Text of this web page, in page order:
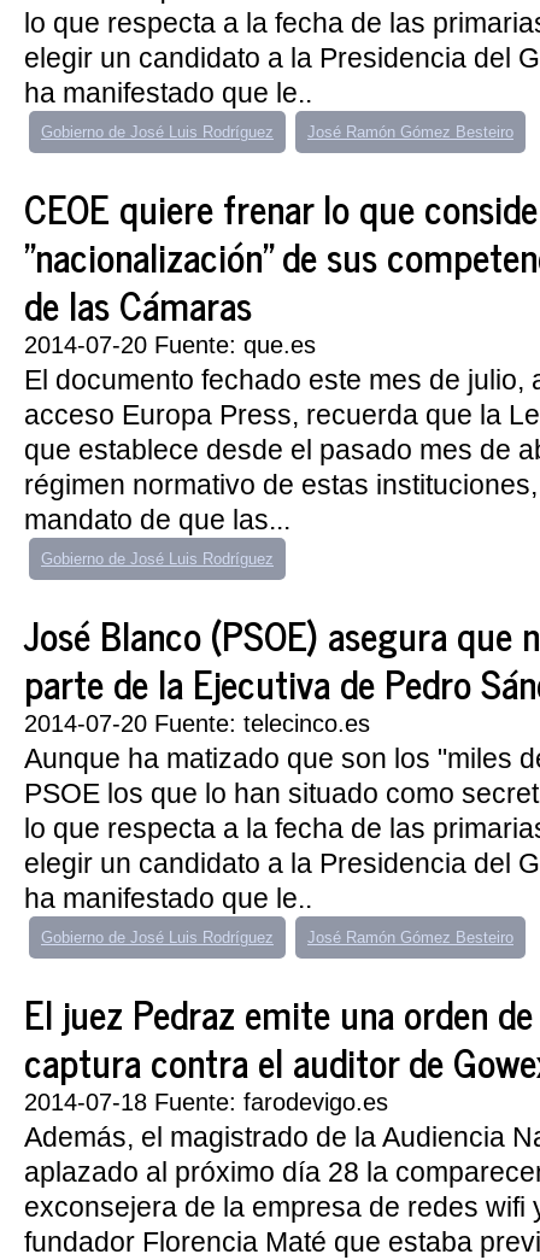
lo que respecta a la fecha de las
elegir un candidato a la Presidencia del
ha manifestado que le..
Gobierno de José Luis Rodríguez José Ramón Gómez Besteiro
CEOE quiere frenar lo que
"nacionalización" de sus
de las Cámaras
2014-07-20 Fuente: que.es
El documento fechado este mes de julio,
acceso Europa Press, recuerda que la
que establece desde el pasado mes de
régimen normativo de estas
mandato de que las...
Gobierno de José Luis Rodríguez
José Blanco (PSOE) asegura que
parte de la Ejecutiva de Pedro
2014-07-20 Fuente: telecinco.es
Aunque ha matizado que son los "miles
PSOE los que lo han situado como
lo que respecta a la fecha de las
elegir un candidato a la Presidencia del
ha manifestado que le..
Gobierno de José Luis Rodríguez José Ramón Gómez Besteiro
El juez Pedraz emite una orden
captura contra el auditor de
2014-07-18 Fuente: farodevigo.es
Además, el magistrado de la Audiencia
aplazado al próximo día 28 la
exconsejera de la empresa de redes wifi
fundador Florencia Maté que estaba